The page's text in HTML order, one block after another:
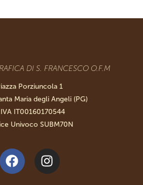
DI S. FRANCESCO O.F.M
Porziuncola 1
Maria degli Angeli (PG)
IT00160170544
Univoco SUBM70N